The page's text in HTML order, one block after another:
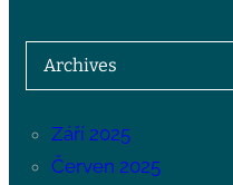
Archives
Září 2025
Červen 2025